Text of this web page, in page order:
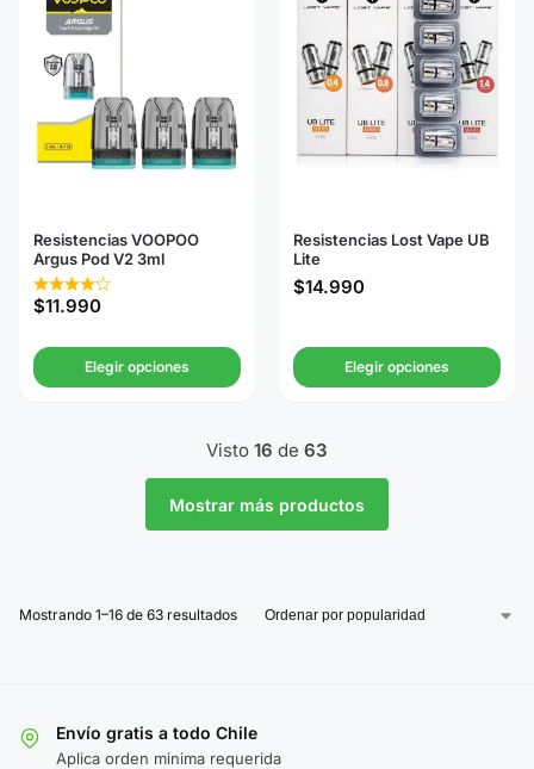
Resistencias VOOPOO
Argus Pod V2 3ml
$11.990
Elegir opciones
Resistencias Lost Vape UB
Lite
$14.990
Elegir opciones
Visto 16 de 63
Mostrar más productos
Mostrando 1–16 de 63 resultados
Envío gratis a todo Chile
Aplica orden minima requerida